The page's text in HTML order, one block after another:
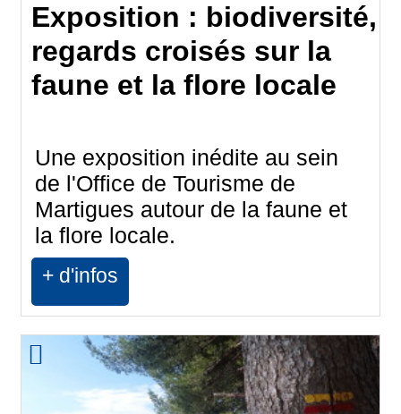
Exposition : biodiversité,
regards croisés sur la
faune et la flore locale
Une exposition inédite au sein
de l'Office de Tourisme de
Martigues autour de la faune et
la flore locale.
+ d'infos